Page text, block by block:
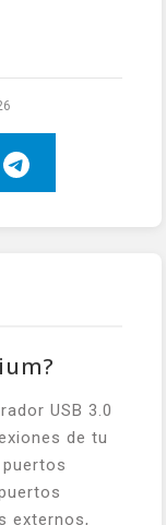
USB 3.0
de tu
externos,